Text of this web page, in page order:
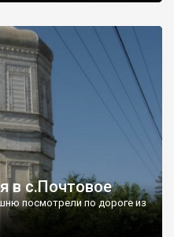
в с.Почтовое
посмотрели по дороге из